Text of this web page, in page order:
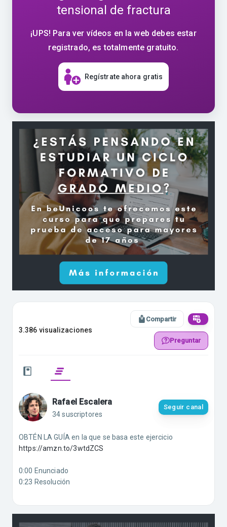
tensional de fractura
¡UPS! Para ver vídeos en la web debes estar
registrado, es totalmente gratuito.
Regístrate ahora gratis
3.386 visualizaciones
Compartir
Preguntar
Rafael Escalera
34 suscriptores
Seguir canal
OBTÉN LA GUÍA en la que se basa este ejercicio
https://amzn.to/3wtdZCS
0:00 Enunciado
0:23 Resolución